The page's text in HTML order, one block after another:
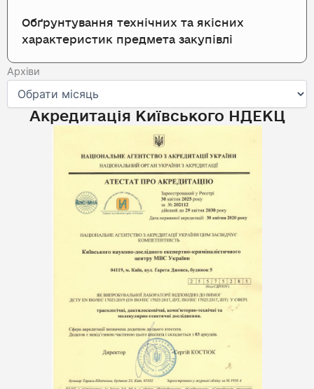
Обґрунтування технічних та якісних
характеристик предмета закупівлі
Архіви
Архіви
Акредитація Київського НДЕКЦ